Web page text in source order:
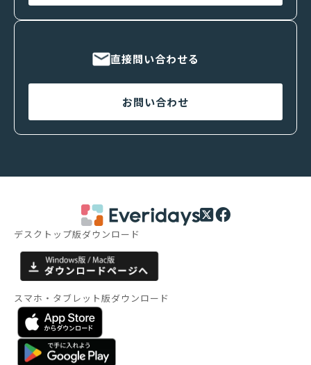
直接問い合わせる
お問い合わせ
デスクトップ版ダウンロード
スマホ・タブレット版ダウンロード